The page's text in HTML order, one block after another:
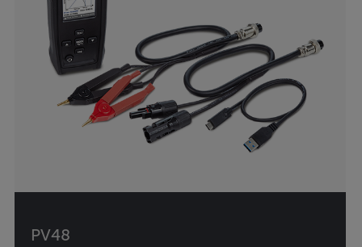
PV48